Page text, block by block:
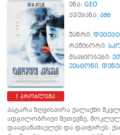
პრობლემა
ენა: GEO
ქვეყანა: აშშ
ჟანრი:
რეჟისორი:
მსახიობები:
უესტონი,
პატარა ზღვისპირა ქალაქში
ადგილობრივი მეთევზე,
დაადანაშაულეს და დაიჭირეს.